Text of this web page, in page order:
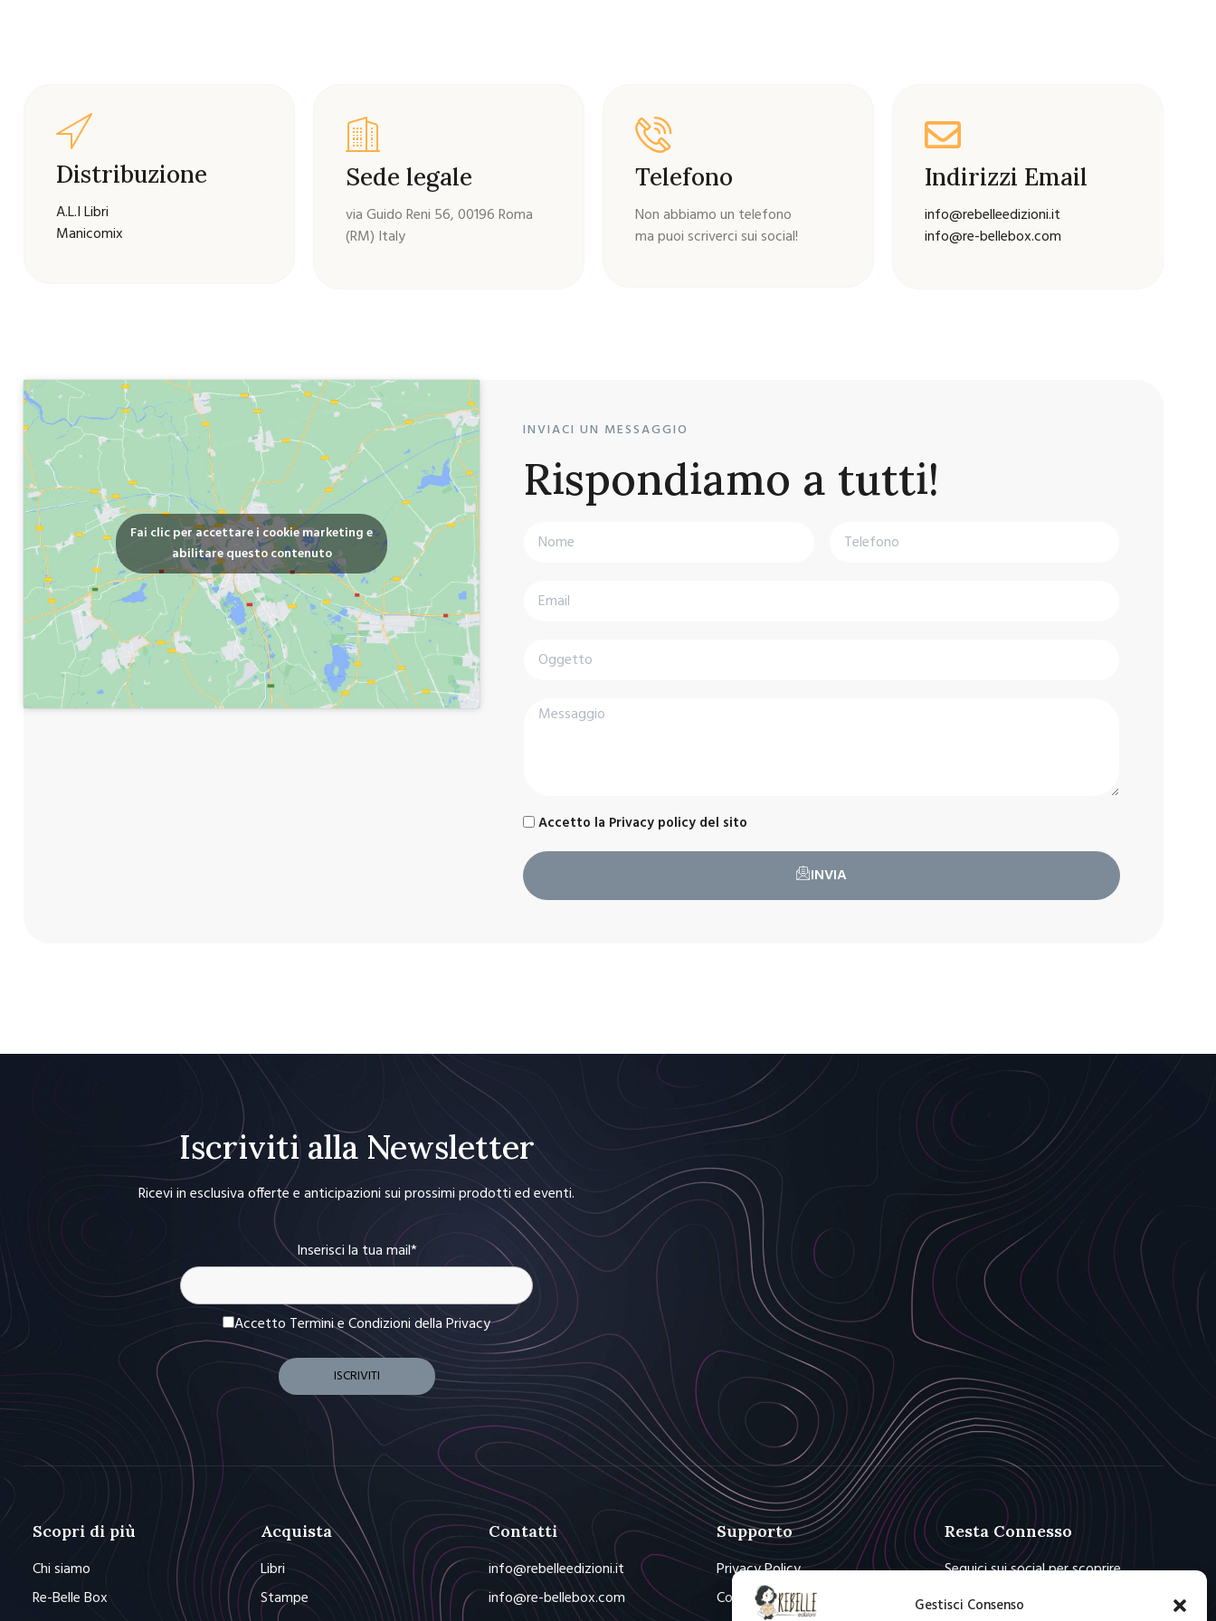
Gestisci Consenso
Distribuzione
A.L.I Libri
Manicomix
Sede legale
via Guido Reni 56, 00196 Roma
(RM) Italy
Telefono
Non abbiamo un telefono
ma puoi scriverci sui social!
Indirizzi Email
info@rebelleedizioni.it
info@re-bellebox.com
Fai clic per accettare i cookie marketing e
abilitare questo contenuto
INVIACI UN MESSAGGIO
Rispondiamo a tutti!
Accetto la Privacy policy del sito
INVIA
Iscriviti alla Newsletter
Ricevi in esclusiva offerte e anticipazioni sui prossimi prodotti ed eventi.
Inserisci la tua mail*
Accetto Termini e Condizionidella Privacy
Scopri di più
Chi siamo
Re-Belle Box
Acquista
Libri
Stampe
Contatti
info@rebelleedizioni.it
info@re-bellebox.com
Supporto
Privacy Policy
Cookie Policy
Resta Connesso
Seguici sui social per scoprire